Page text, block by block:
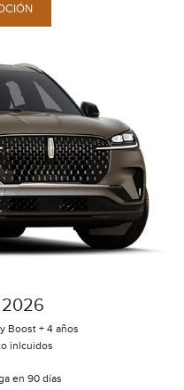
2026
Boost + 4 años
inlcuidos
en 90 días